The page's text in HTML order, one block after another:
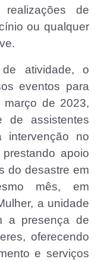
de
ou qualquer
atividade, o
eventos para
de 2023,
de assistentes
intervenção no
apoio
do desastre em
mês, em
a unidade
a presença de
oferecendo
e serviços